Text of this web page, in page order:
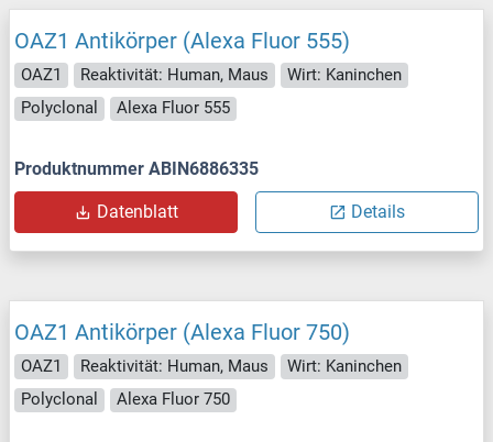
OAZ1 Antikörper (Alexa Fluor 555)
OAZ1 Reaktivität: Human, Maus
Wirt: Kaninchen
Polyclonal
Alexa Fluor 555
Produktnummer ABIN6886335
Datenblatt Details
OAZ1 Antikörper (Alexa Fluor 750)
OAZ1 Reaktivität: Human, Maus
Wirt: Kaninchen
Polyclonal
Alexa Fluor 750